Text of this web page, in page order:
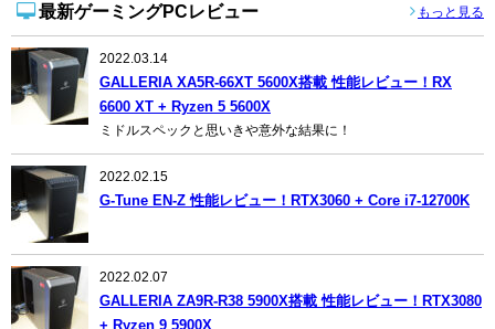
最新ゲーミングPCレビュー もっと見る
2022.03.14
GALLERIA XA5R-66XT 5600X搭載 性能レビュー！RX
6600 XT + Ryzen 5 5600X
ミドルスペックと思いきや意外な結果に！
2022.02.15
G-Tune EN-Z 性能レビュー！RTX3060 + Core i7-12700K
2022.02.07
GALLERIA ZA9R-R38 5900X搭載 性能レビュー！RTX3080
+ Ryzen 9 5900X